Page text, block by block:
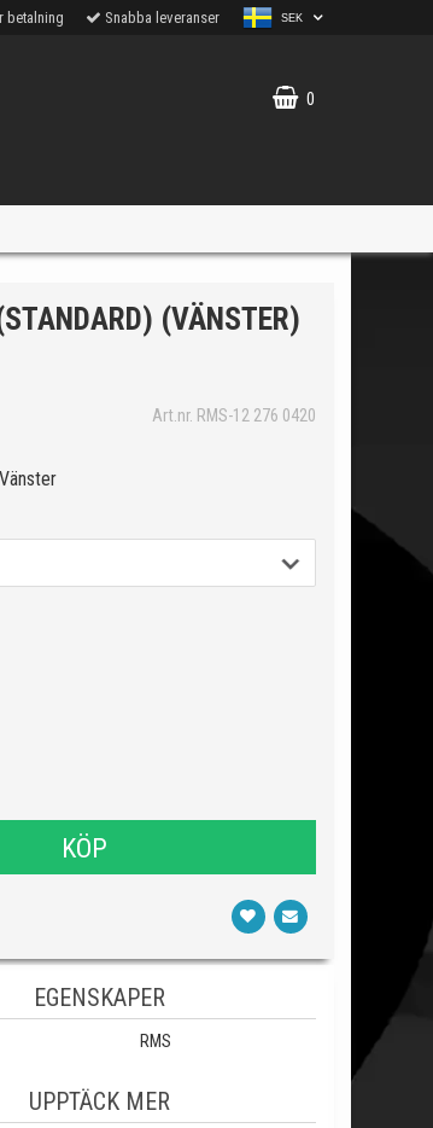
betalning Snabba leveranser SEK
0
(VÄNSTER)
Art.nr. RMS-12 276 0420
KÖP
EGENSKAPER
RMS
UPPTÄCK MER